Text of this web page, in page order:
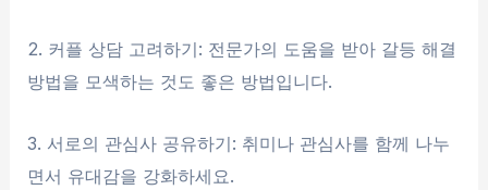
2. 커플 상담 고려하기: 전문가의 도움을 받아 갈등 해결
방법을 모색하는 것도 좋은 방법입니다.
3. 서로의 관심사 공유하기: 취미나 관심사를 함께 나누
면서 유대감을 강화하세요.